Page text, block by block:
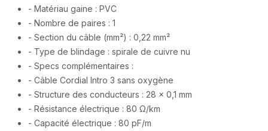
- Matériau gaine : PVC
- Nombre de paires : 1
- Section du câble (mm²) : 0,22 mm²
- Type de blindage : spirale de cuivre nu
- Specs complémentaires :
- Câble Cordial Intro 3 sans oxygène
- Structure des conducteurs : 28 x 0,1 mm
- Résistance électrique : 80 Ω/km
- Capacité électrique : 80 pF/m